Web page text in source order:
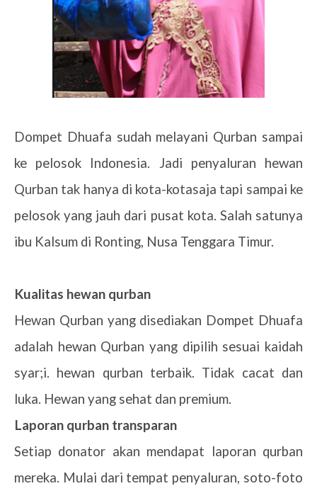
Dompet Dhuafa sudah melayani Qurban sampai
ke pelosok Indonesia. Jadi penyaluran hewan
Qurban tak hanya di kota-kotasaja tapi sampai ke
pelosok yang jauh dari pusat kota. Salah satunya
ibu Kalsum di Ronting, Nusa Tenggara Timur.
Kualitas hewan qurban
Hewan Qurban yang disediakan Dompet Dhuafa
adalah hewan Qurban yang dipilih sesuai kaidah
syar;i. hewan qurban terbaik. Tidak cacat dan
luka. Hewan yang sehat dan premium.
Laporan qurban transparan
Setiap donator akan mendapat laporan qurban
mereka. Mulai dari tempat penyaluran, soto-foto